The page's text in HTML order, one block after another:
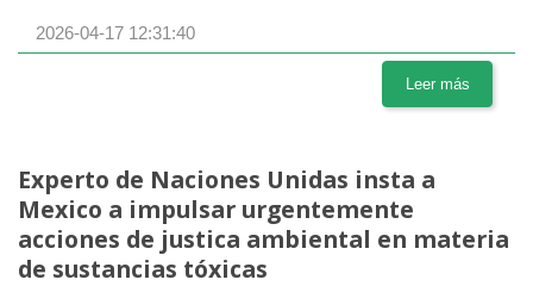
2026-04-17 12:31:40
Leer más
Experto de Naciones Unidas insta a
Mexico a impulsar urgentemente
acciones de justica ambiental en materia
de sustancias tóxicas